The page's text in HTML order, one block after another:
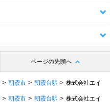
ページの先頭へ
朝霞市 朝霞台駅
株式会社エイ
朝霞市 朝霞台駅
株式会社エイ